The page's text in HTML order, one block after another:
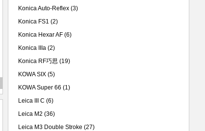
Konica Auto-Reflex (3)
Konica FS1 (2)
Konica Hexar AF (6)
Konica IIIa (2)
Konica RF巧思 (19)
KOWA SIX (5)
KOWA Super 66 (1)
Leica III C (6)
Leica M2 (36)
Leica M3 Double Stroke (27)